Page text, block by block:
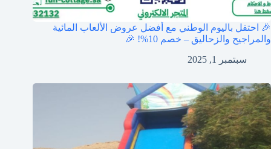
🎉 احتفل باليوم الوطني مع أفضل عروض الألعاب المائية
والمراجيح والزحاليق – خصم 10%! 🎉
سبتمبر 1, 2025